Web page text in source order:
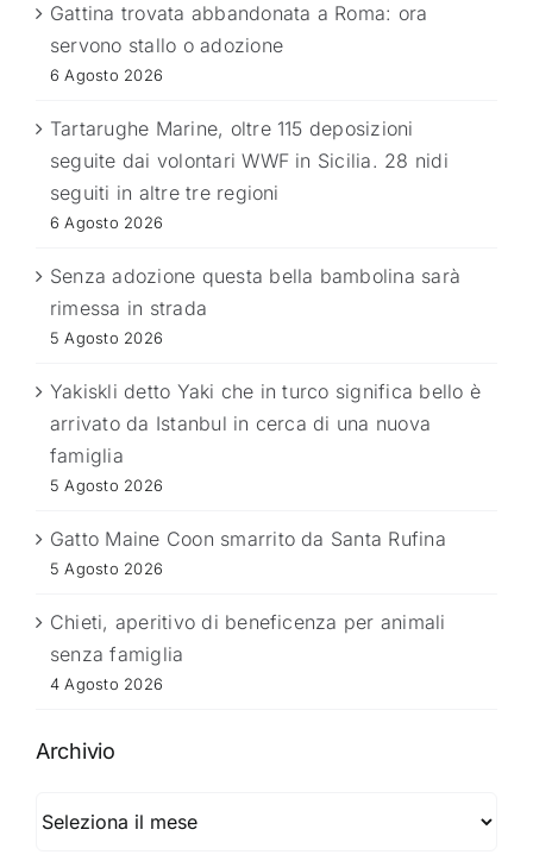
Gattina trovata abbandonata a Roma: ora
servono stallo o adozione
6 Agosto 2026
Tartarughe Marine, oltre 115 deposizioni
seguite dai volontari WWF in Sicilia. 28 nidi
seguiti in altre tre regioni
6 Agosto 2026
Senza adozione questa bella bambolina sarà
rimessa in strada
5 Agosto 2026
Yakiskli detto Yaki che in turco significa bello è
arrivato da Istanbul in cerca di una nuova
famiglia
5 Agosto 2026
Gatto Maine Coon smarrito da Santa Rufina
5 Agosto 2026
Chieti, aperitivo di beneficenza per animali
senza famiglia
4 Agosto 2026
Archivio